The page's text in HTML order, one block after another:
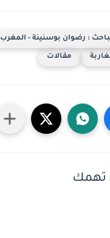
: رضوان بوسنينة - المغرب
مقالات
تهمك